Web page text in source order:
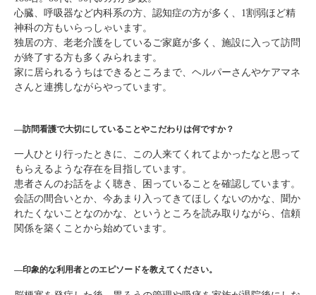
心臓、呼吸器など内科系の方、認知症の方が多く、1割弱ほど精
神科の方もいらっしゃいます。
独居の方、老老介護をしているご家庭が多く、施設に入って訪問
が終了する方も多くみられます。
家に居られるうちはできるところまで、ヘルパーさんやケアマネ
さんと連携しながらやっています。
―訪問看護で大切にしていることやこだわりは何ですか？
一人ひとり行ったときに、この人来てくれてよかったなと思って
もらえるような存在を目指しています。
患者さんのお話をよく聴き、困っていることを確認しています。
会話の間合いとか、今あまり入ってきてほしくないのかな、聞か
れたくないことなのかな、というところを読み取りながら、信頼
関係を築くことから始めています。
―印象的な利用者とのエピソードを教えてください。